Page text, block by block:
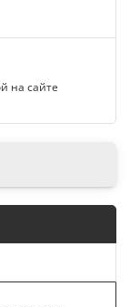
на сайте